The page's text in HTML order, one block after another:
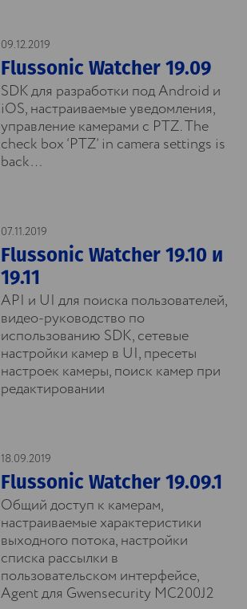
09.12.2019
Flussonic Watcher 19.09
SDK для разработки под Android и
iOS, настраиваемые уведомления,
управление камерами с PTZ. The
check box ‘PTZ’ in camera settings is
back…
07.11.2019
Flussonic Watcher 19.10 и
19.11
API и UI для поиска пользователей,
видео-руководство по
использованию SDK, сетевые
настройки камер в UI, пресеты
настроек камеры, поиск камер при
редактировании
18.09.2019
Flussonic Watcher 19.09.1
Общий доступ к камерам,
настраиваемые характеристики
выходного потока, настройки
списка рассылки в
пользовательском интерфейсе,
Agent для Gwensecurity MC200J2